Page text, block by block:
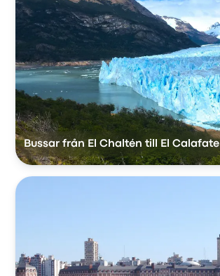
Bussar från El Chaltén till El Calafate